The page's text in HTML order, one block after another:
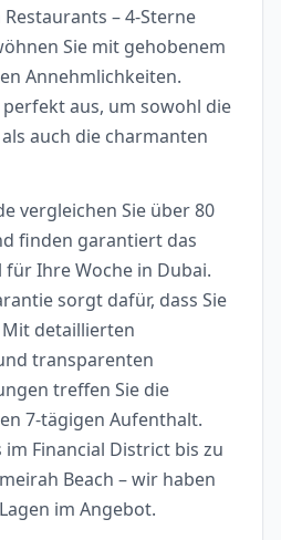
– 4-Sterne
Sie mit gehobenem
Annehmlichkeiten.
perfekt aus, um sowohl die
auch die charmanten
vergleichen Sie über 80
finden garantiert das
für Ihre Woche in Dubai.
sorgt dafür, dass Sie
Mit detaillierten
transparenten
treffen Sie die
7-tägigen Aufenthalt.
Financial District bis zu
Beach – wir haben
im Angebot.